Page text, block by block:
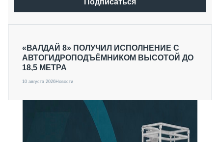
«ВАЛДАЙ 8» ПОЛУЧИЛ ИСПОЛНЕНИЕ С
АВТОГИДРОПОДЪЁМНИКОМ ВЫСОТОЙ ДО
18,5 МЕТРА
10 августа 2026Новости